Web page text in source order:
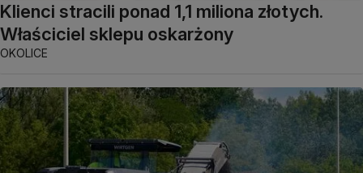
Klienci stracili ponad 1,1 miliona złotych.
Właściciel sklepu oskarżony
OKOLICE